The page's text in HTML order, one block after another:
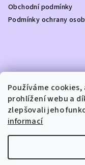
Používáme
prohlížení webu a
zlepšovali jeho
informací
Obchodní podmínky
Podmínky ochrany
Kontakt
info @dottydoggie.cz
+420739459984